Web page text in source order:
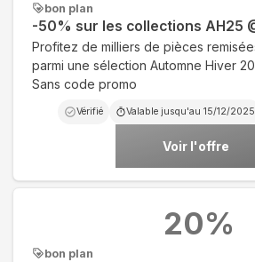
bon plan
-50% sur les collections AH25
Profitez de milliers de pièces
parmi une sélection Automne Hiver
Sans code promo
Vérifié Valable jusqu'au 15/12/2025
Voir l'offre
bon plan
20%